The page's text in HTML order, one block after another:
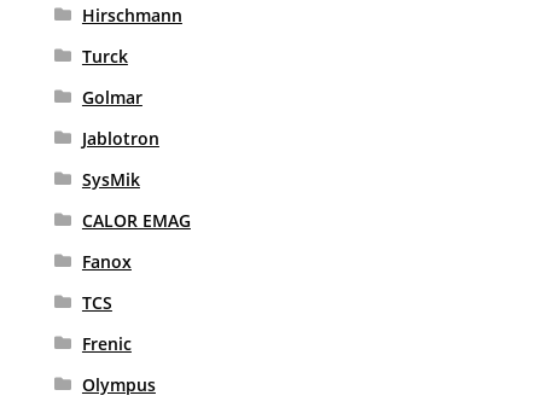
Hirschmann
Turck
Golmar
Jablotron
SysMik
CALOR EMAG
Fanox
TCS
Frenic
Olympus